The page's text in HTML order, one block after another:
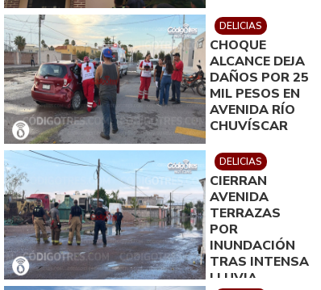
DELICIAS
CHOQUE
ALCANCE DEJA
DAÑOS POR 25
MIL PESOS EN
AVENIDA RÍO
CHUVÍSCAR
DELICIAS
CIERRAN
AVENIDA
TERRAZAS
POR
INUNDACIÓN
TRAS INTENSA
LLUVIA